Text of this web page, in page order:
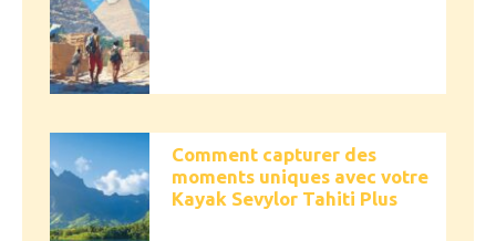
Comment capturer des
moments uniques avec votre
Kayak Sevylor Tahiti Plus